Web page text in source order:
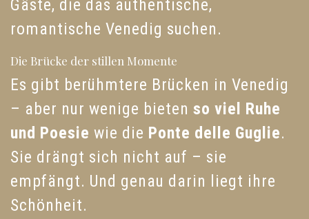
Gäste, die das authentische,
romantische Venedig suchen.
Die Brücke der stillen Momente
Es gibt berühmtere Brücken in Venedig
– aber nur wenige bieten so viel Ruhe
und Poesie wie die Ponte delle Guglie.
Sie drängt sich nicht auf – sie
empfängt. Und genau darin liegt ihre
Schönheit.